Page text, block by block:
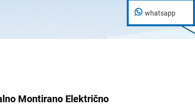
Montirano Električno
whatsapp